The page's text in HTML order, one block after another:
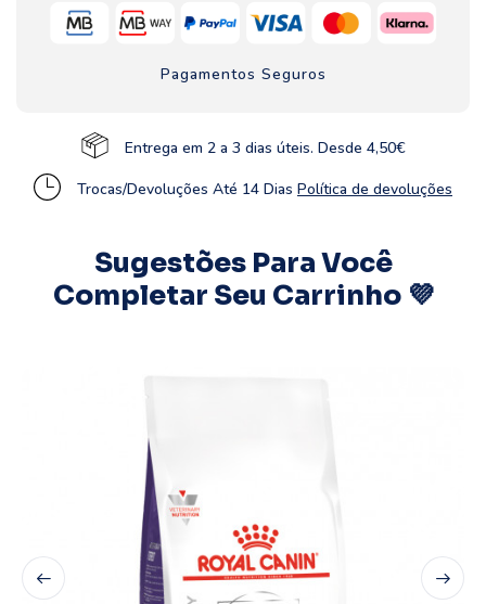
Pagamentos Seguros
Entrega em 2 a 3 dias úteis. Desde 4,50€
Trocas/Devoluções Até 14 Dias Política de devoluções
Sugestões Para Você
Completar Seu Carrinho 💜